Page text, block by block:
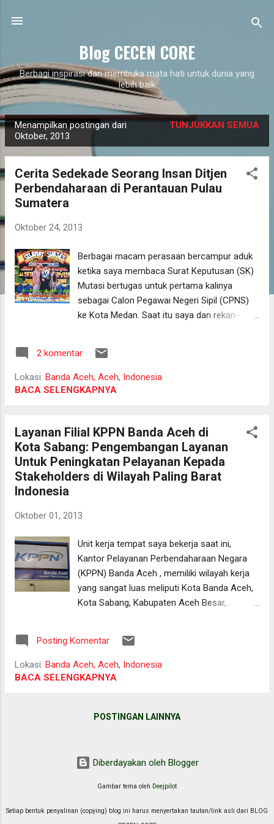
Blog CECEN CORE
Berbagi inspirasi dan membuka mata hati untuk dunia yang
lebih baik
o
Menampilkan postingan dari
Oktober, 2013
TUNJUKKAN SEMUA
Cerita Sedekade Seorang Insan Ditjen
Perbendaharaan di Perantauan Pulau
Sumatera
Oktober 24, 2013
Berbagai macam perasaan bercampur aduk
ketika saya membaca Surat Keputusan (SK)
Mutasi bertugas untuk pertama kalinya
sebagai Calon Pegawai Negeri Sipil (CPNS)
ke Kota Medan. Saat itu saya dan rekan-
masih berstatus sebagai pegawai magang di
Kantor Pusat Badan Akuntansi Keuangan
Negara (BAKUN) . Senang, kaget, dan juga
kali ke ibu kota Provinsi Sumatera Utara.
Senang, karena penempatan saya ke Kota
Medan masih terbilang beruntung
dibandingkan rekan-rekan yang dipindahkan
administratif terbesar ketiga setelah Jakarta
Kaget, karena saat itu saya diisukan akan
ditempatkan di Pontianak—ibu kota Provinsi
Kalimantan Barat. Membayangkan suasana
dan karakter keras orang Medan seperti yang
banyak digambarkan di med...
2 komentar
Lokasi: Banda Aceh, Aceh, Indonesia
BACA SELENGKAPNYA
Layanan Filial KPPN Banda Aceh di
Kota Sabang: Pengembangan Layanan
Untuk Peningkatan Pelayanan Kepada
Stakeholders di Wilayah Paling Barat
Indonesia
Oktober 01, 2013
Unit kerja tempat saya bekerja saat ini,
Kantor Pelayanan Perbendaharaan Negara
(KPPN) Banda Aceh , memiliki wilayah kerja
yang sangat luas meliputi Kota Banda Aceh,
Kota Sabang, Kabupaten Aceh Besar,
hingga ke Kota Sabang, KPPN Banda Aceh
dituntut untuk memberikan inovasi layanan
yang memberikan kemudahan, efektivitas,
itu, sejak tahun 2009, KPPN Banda Aceh
Peraturan Direktur Jenderal Perbendaharaan
Mobile Kantor Pelayanan Perbendaharaan
Posting Komentar
Lokasi: Banda Aceh, Aceh, Indonesia
BACA SELENGKAPNYA
POSTINGAN LAINNYA
Diberdayakan oleh Blogger
Gambar tema oleh Deejpilot
Setiap bentuk penyalinan (copying) blog ini harus menyertakan tautan/link asli dari BLOG